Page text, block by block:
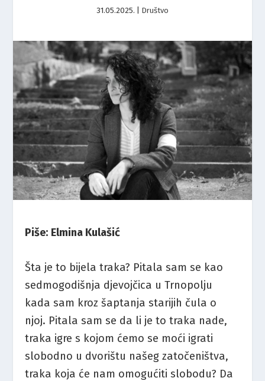
31.05.2025. Društvo
Piše: Elmina Kulašić
Šta je to bijela traka? Pitala sam se kao
sedmogodišnja djevojčica u Trnopolju
kada sam kroz šaptanja starijih čula o
njoj. Pitala sam se da li je to traka nade,
traka igre s kojom ćemo se moći igrati
slobodno u dvorištu našeg zatočeništva,
traka koja će nam omogućiti slobodu? Da